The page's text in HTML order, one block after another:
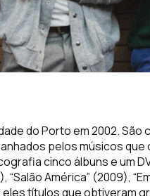
do Porto em 2002. São
pelos músicos que
cinco álbuns e um
América” (2009),
eles títulos que obtiveram